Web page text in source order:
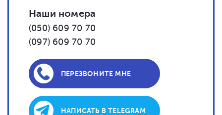
Наши номера
(050) 609 70 70
(097) 609 70 70
ПЕРЕЗВОНИТЕ МНЕ
НАПИСАТЬ В TELEGRAM